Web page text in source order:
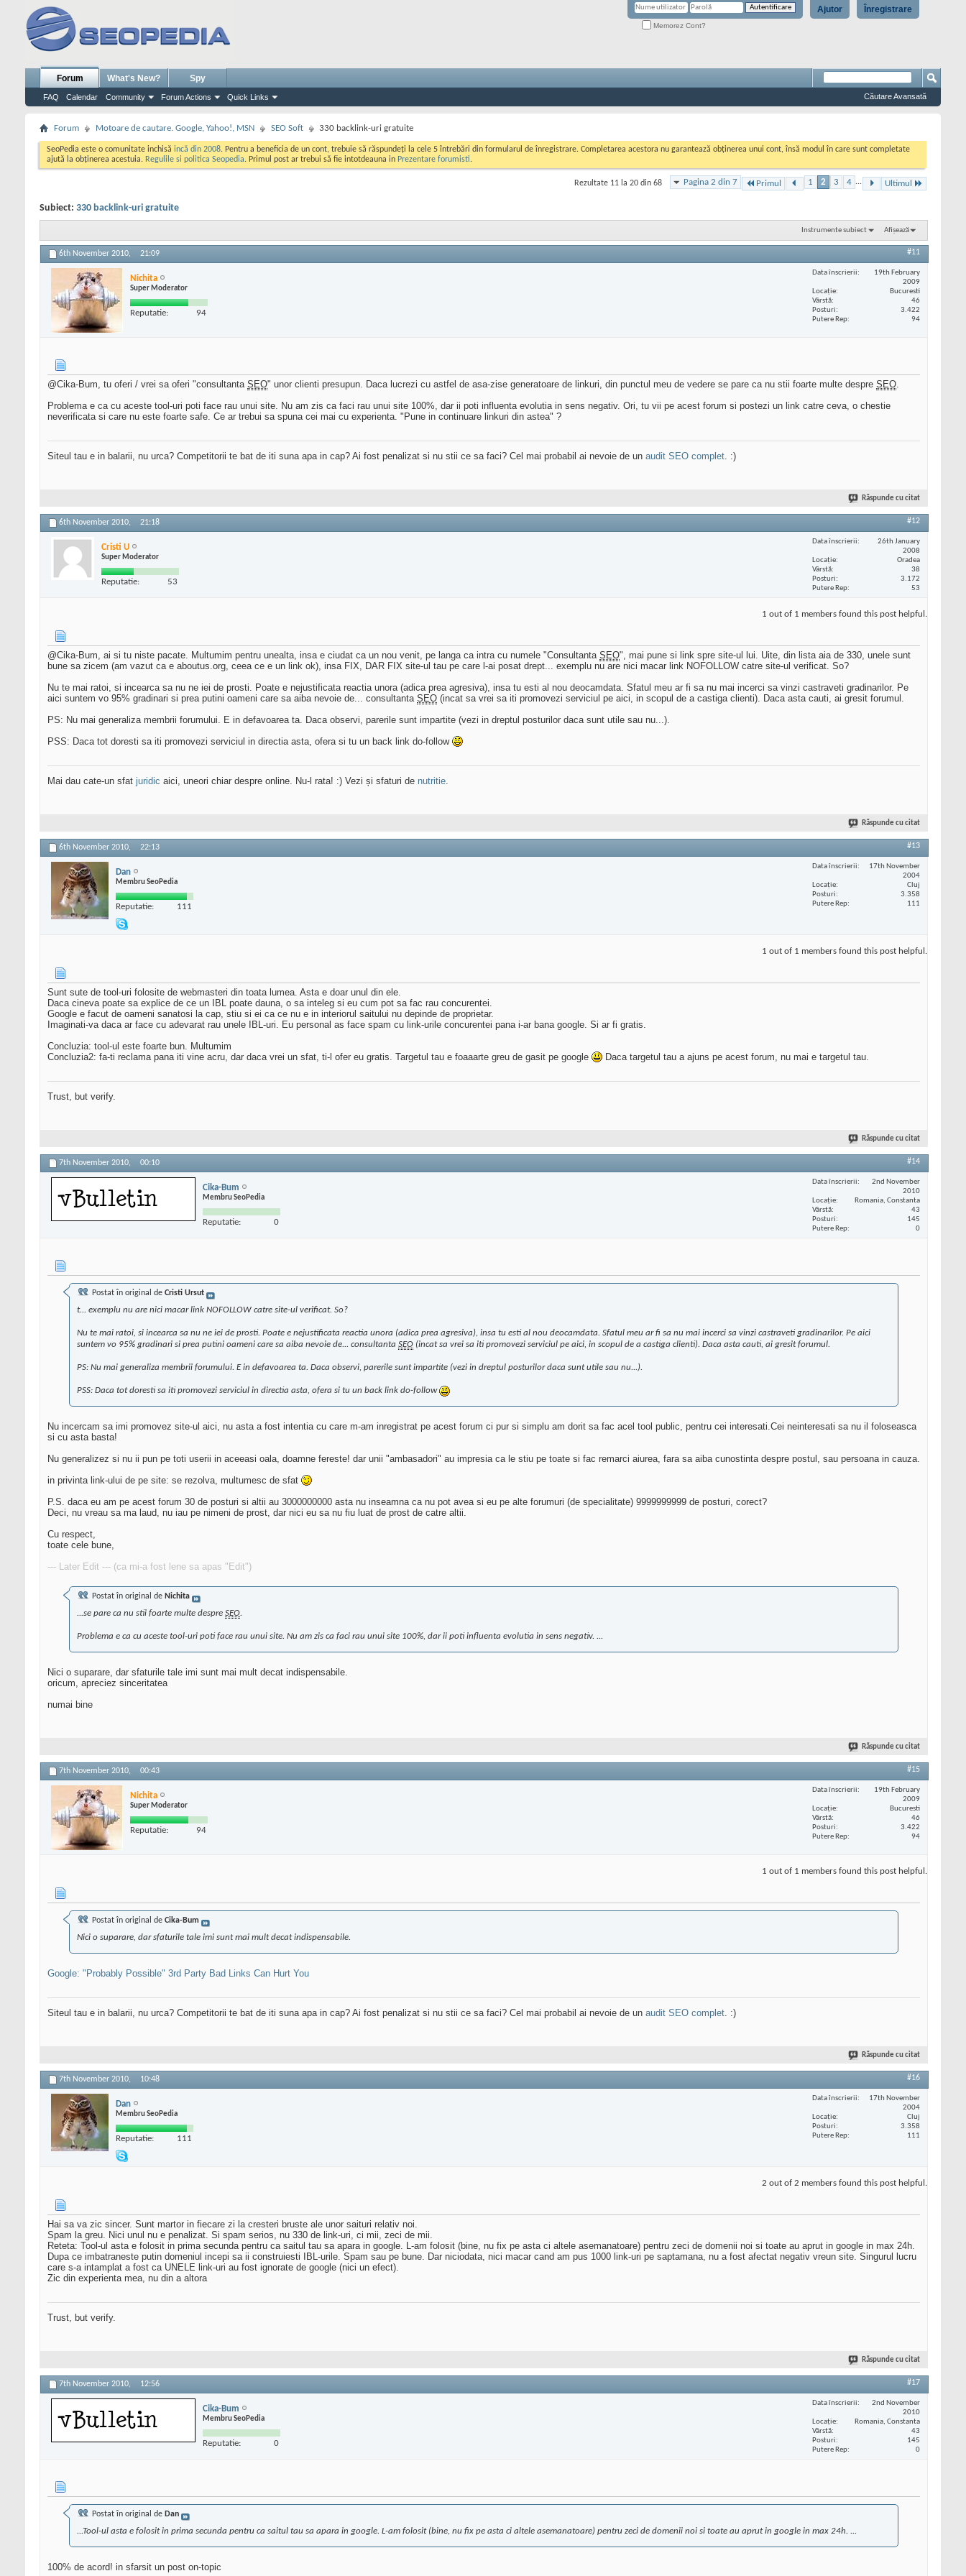
Înregistrare
Ajutor
Memorez Cont?
Forum
FAQ Calendar Community Forum Actions Quick Links
What's New? Spy
Căutare Avansată
Forum Motoare de cautare. Google, Yahoo!, MSN SEO Soft 330 backlink-uri gratuite
SeoPedia este o comunitate inchisă incă din 2008. Pentru a beneficia de un cont, trebuie să răspundeți la cele 5 întrebări din formularul de înregistrare. Completarea acestora nu garantează obținerea unui cont, însă modul în care sunt completate
ajută la obținerea acestuia. Regulile si politica Seopedia. Primul post ar trebui să fie intotdeauna in Prezentare forumisti.
Pagina 2 din 7 Primul 1 2 3 4 ... Ultimul
Rezultate 11 la 20 din 68
Subiect: 330 backlink-uri gratuite
Instrumente subiect Afișează
6th November 2010, 21:09 #11
Nichita
Super Moderator
Reputatie: 94
Data înscrierii
19th February
2009
Locaţie
Bucuresti
Vârstă
46
Posturi
3.422
Putere Rep
94
@Cika-Bum, tu oferi / vrei sa oferi "consultanta SEO" unor clienti presupun. Daca lucrezi cu astfel de asa-zise generatoare de linkuri, din punctul meu de vedere se pare ca nu stii foarte multe despre SEO.
Problema e ca cu aceste tool-uri poti face rau unui site. Nu am zis ca faci rau unui site 100%, dar ii poti influenta evolutia in sens negativ. Ori, tu vii pe acest forum si postezi un link catre ceva, o chestie
neverificata si care nu este foarte safe. Ce ar trebui sa spuna cei mai cu experienta. "Pune in continuare linkuri din astea" ?
Siteul tau e in balarii, nu urca? Competitorii te bat de iti suna apa in cap? Ai fost penalizat si nu stii ce sa faci? Cel mai probabil ai nevoie de un audit SEO complet. :)
Răspunde cu citat
6th November 2010, 21:18 #12
Cristi U
Super Moderator
Reputatie: 53
Data înscrierii
26th January
2008
Locaţie
Oradea
Vârstă
38
Posturi
3.172
Putere Rep
53
1 out of 1 members found this post helpful.
@Cika-Bum, ai si tu niste pacate. Multumim pentru unealta, insa e ciudat ca un nou venit, pe langa ca intra cu numele "Consultanta SEO", mai pune si link spre site-ul lui. Uite, din lista aia de 330, unele sunt
bune sa zicem (am vazut ca e aboutus.org, ceea ce e un link ok), insa FIX, DAR FIX site-ul tau pe care l-ai posat drept... exemplu nu are nici macar link NOFOLLOW catre site-ul verificat. So?
Nu te mai ratoi, si incearca sa nu ne iei de prosti. Poate e nejustificata reactia unora (adica prea agresiva), insa tu esti al nou deocamdata. Sfatul meu ar fi sa nu mai incerci sa vinzi castraveti gradinarilor. Pe
aici suntem vo 95% gradinari si prea putini oameni care sa aiba nevoie de... consultanta SEO (incat sa vrei sa iti promovezi serviciul pe aici, in scopul de a castiga clienti). Daca asta cauti, ai gresit forumul.
PS: Nu mai generaliza membrii forumului. E in defavoarea ta. Daca observi, parerile sunt impartite (vezi in dreptul posturilor daca sunt utile sau nu...).
PSS: Daca tot doresti sa iti promovezi serviciul in directia asta, ofera si tu un back link do-follow
Mai dau cate-un sfat juridic aici, uneori chiar despre online. Nu-l rata! :) Vezi și sfaturi de nutritie.
Răspunde cu citat
6th November 2010, 22:13 #13
Dan
Membru SeoPedia
Reputatie: 111
Data înscrierii
17th November
2004
Locaţie
Cluj
Posturi
3.358
Putere Rep
111
1 out of 1 members found this post helpful.
Sunt sute de tool-uri folosite de webmasteri din toata lumea. Asta e doar unul din ele.
Daca cineva poate sa explice de ce un IBL poate dauna, o sa inteleg si eu cum pot sa fac rau concurentei.
Google e facut de oameni sanatosi la cap, stiu si ei ca ce nu e in interiorul saitului nu depinde de proprietar.
Imaginati-va daca ar face cu adevarat rau unele IBL-uri. Eu personal as face spam cu link-urile concurentei pana i-ar bana google. Si ar fi gratis.
Concluzia: tool-ul este foarte bun. Multumim
Concluzia2: fa-ti reclama pana iti vine acru, dar daca vrei un sfat, ti-l ofer eu gratis. Targetul tau e foaaarte greu de gasit pe google
Daca targetul tau a ajuns pe acest forum, nu mai e targetul tau.
Trust, but verify.
Răspunde cu citat
7th November 2010, 00:10 #14
Cika-Bum
Membru SeoPedia
Reputatie: 0
Data înscrierii
2nd November
2010
Locaţie
Romania, Constanta
Vârstă
43
Posturi
145
Putere Rep
0
Postat în original de Cristi Ursut
t... exemplu nu are nici macar link NOFOLLOW catre site-ul verificat. So?
Nu te mai ratoi, si incearca sa nu ne iei de prosti. Poate e nejustificata reactia unora (adica prea agresiva), insa tu esti al nou deocamdata. Sfatul meu ar fi sa nu mai incerci sa vinzi castraveti gradinarilor. Pe aici
suntem vo 95% gradinari si prea putini oameni care sa aiba nevoie de... consultanta SEO (incat sa vrei sa iti promovezi serviciul pe aici, in scopul de a castiga clienti). Daca asta cauti, ai gresit forumul.
PS: Nu mai generaliza membrii forumului. E in defavoarea ta. Daca observi, parerile sunt impartite (vezi in dreptul posturilor daca sunt utile sau nu...).
PSS: Daca tot doresti sa iti promovezi serviciul in directia asta, ofera si tu un back link do-follow
Nu incercam sa imi promovez site-ul aici, nu asta a fost intentia cu care m-am inregistrat pe acest forum ci pur si simplu am dorit sa fac acel tool public, pentru cei interesati.Cei neinteresati sa nu il foloseasca
si cu asta basta!
Nu generalizez si nu ii pun pe toti userii in aceeasi oala, doamne fereste! dar unii "ambasadori" au impresia ca le stiu pe toate si fac remarci aiurea, fara sa aiba cunostinta despre postul, sau persoana in cauza.
in privinta link-ului de pe site: se rezolva, multumesc de sfat
P.S. daca eu am pe acest forum 30 de posturi si altii au 3000000000 asta nu inseamna ca nu pot avea si eu pe alte forumuri (de specialitate) 9999999999 de posturi, corect?
Deci, nu vreau sa ma laud, nu iau pe nimeni de prost, dar nici eu sa nu fiu luat de prost de catre altii.
Cu respect,
toate cele bune,
--- Later Edit --- (ca mi-a fost lene sa apas "Edit")
Postat în original de Nichita
...se pare ca nu stii foarte multe despre SEO.
Problema e ca cu aceste tool-uri poti face rau unui site. Nu am zis ca faci rau unui site 100%, dar ii poti influenta evolutia in sens negativ. ...
Nici o suparare, dar sfaturile tale imi sunt mai mult decat indispensabile.
oricum, apreciez sinceritatea
numai bine
Răspunde cu citat
7th November 2010, 00:43 #15
Nichita
Super Moderator
Reputatie: 94
Data înscrierii
19th February
2009
Locaţie
Bucuresti
Vârstă
46
Posturi
3.422
Putere Rep
94
1 out of 1 members found this post helpful.
Postat în original de Cika-Bum
Nici o suparare, dar sfaturile tale imi sunt mai mult decat indispensabile.
Google: "Probably Possible" 3rd Party Bad Links Can Hurt You
Siteul tau e in balarii, nu urca? Competitorii te bat de iti suna apa in cap? Ai fost penalizat si nu stii ce sa faci? Cel mai probabil ai nevoie de un audit SEO complet. :)
Răspunde cu citat
7th November 2010, 10:48 #16
Dan
Membru SeoPedia
Reputatie: 111
Data înscrierii
17th November
2004
Locaţie
Cluj
Posturi
3.358
Putere Rep
111
2 out of 2 members found this post helpful.
Hai sa va zic sincer. Sunt martor in fiecare zi la cresteri bruste ale unor saituri relativ noi.
Spam la greu. Nici unul nu e penalizat. Si spam serios, nu 330 de link-uri, ci mii, zeci de mii.
Reteta: Tool-ul asta e folosit in prima secunda pentru ca saitul tau sa apara in google. L-am folosit (bine, nu fix pe asta ci altele asemanatoare) pentru zeci de domenii noi si toate au aprut in google in max 24h.
Dupa ce imbatraneste putin domeniul incepi sa ii construiesti IBL-urile. Spam sau pe bune. Dar niciodata, nici macar cand am pus 1000 link-uri pe saptamana, nu a fost afectat negativ vreun site. Singurul lucru
care s-a intamplat a fost ca UNELE link-uri au fost ignorate de google (nici un efect).
Zic din experienta mea, nu din a altora
Trust, but verify.
Răspunde cu citat
7th November 2010, 12:56 #17
Cika-Bum
Membru SeoPedia
Reputatie: 0
Data înscrierii
2nd November
2010
Locaţie
Romania, Constanta
Vârstă
43
Posturi
145
Putere Rep
0
Postat în original de Dan
...Tool-ul asta e folosit in prima secunda pentru ca saitul tau sa apara in google. L-am folosit (bine, nu fix pe asta ci altele asemanatoare) pentru zeci de domenii noi si toate au aprut in google in max 24h. ...
100% de acord! in sfarsit un post on-topic